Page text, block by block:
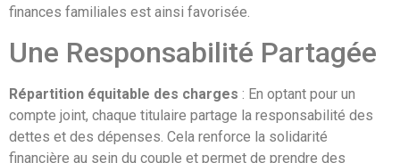
finances familiales est ainsi favorisée.
Une Responsabilité Partagée
Répartition équitable des charges : En optant pour un
compte joint, chaque titulaire partage la responsabilité des
dettes et des dépenses. Cela renforce la solidarité
financière au sein du couple et permet de prendre des